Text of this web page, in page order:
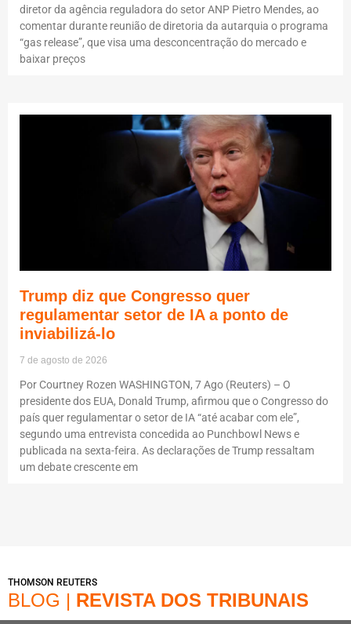
diretor da agência reguladora do setor ANP Pietro Mendes, ao
comentar durante reunião de diretoria da autarquia o programa
“gas release”, que visa uma desconcentração do mercado e
baixar preços
Trump diz que Congresso quer
regulamentar setor de IA a ponto de
inviabilizá-lo
7 de agosto de 2026
Por Courtney Rozen WASHINGTON, 7 Ago (Reuters) – O
presidente dos EUA, Donald Trump, afirmou que o Congresso do
país quer regulamentar o setor de IA “até acabar com ele”,
segundo uma entrevista concedida ao Punchbowl News e
publicada na sexta-feira. As declarações de Trump ressaltam
um debate crescente em
THOMSON REUTERS
BLOG | REVISTA DOS TRIBUNAIS